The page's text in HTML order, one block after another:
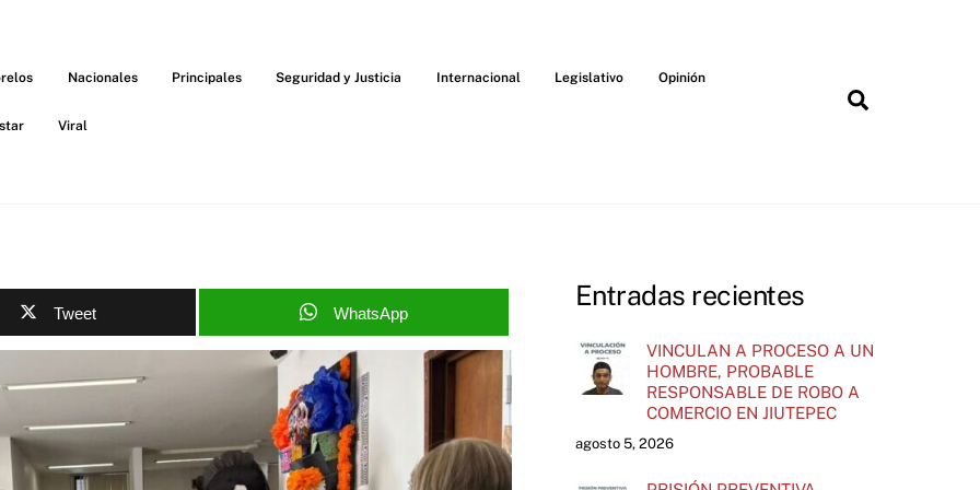
Nacionales Principales Seguridad y Justicia Internacional Legislativo Opinión
Viral
Tweet WhatsApp
Entradas recientes
VINCULAN A PROCESO A UN
HOMBRE, PROBABLE
RESPONSABLE DE ROBO A
COMERCIO EN JIUTEPEC
agosto 5, 2026